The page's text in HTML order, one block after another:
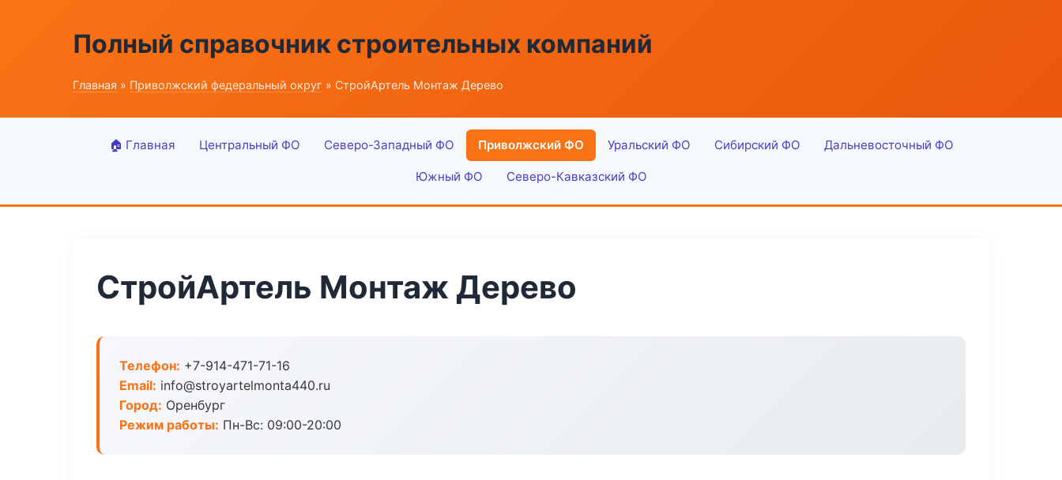
Полный справочник строительных компаний
Главная » Приволжский федеральный округ » СтройАртель Монтаж Дерево
🏠 Главная Центральный ФО Северо-Западный ФО Приволжский ФО Уральский ФО Сибирский ФО Дальневосточный ФО
Южный ФО Северо-Кавказский ФО
СтройАртель Монтаж Дерево
Телефон: +7-914-471-71-16
Email: info@stroyartelmonta440.ru
Город: Оренбург
Режим работы: Пн-Вс: 09:00-20:00